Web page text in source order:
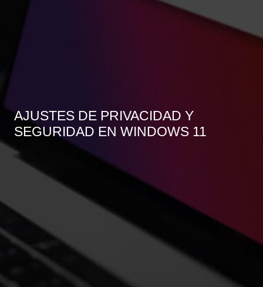
AJUSTES DE PRIVACIDAD Y
SEGURIDAD EN WINDOWS 11